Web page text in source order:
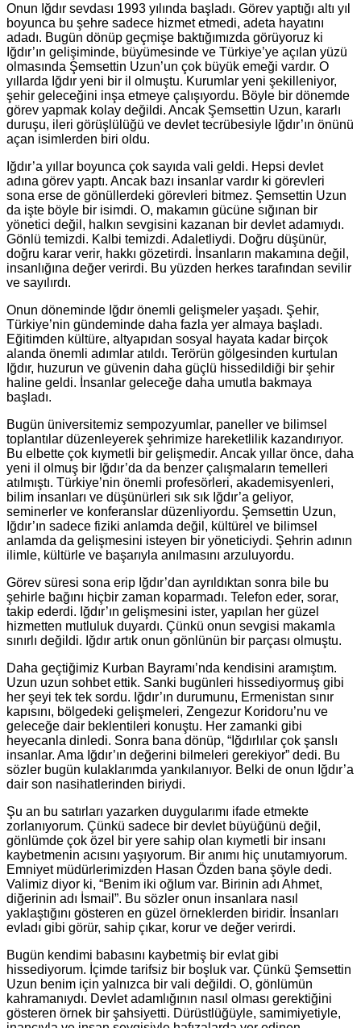
Onun Iğdır sevdası 1993 yılında başladı. Görev yaptığı altı yıl
boyunca bu şehre sadece hizmet etmedi, adeta hayatını
adadı. Bugün dönüp geçmişe baktığımızda görüyoruz ki
Iğdır’ın gelişiminde, büyümesinde ve Türkiye’ye açılan yüzü
olmasında Şemsettin Uzun’un çok büyük emeği vardır. O
yıllarda Iğdır yeni bir il olmuştu. Kurumlar yeni şekilleniyor,
şehir geleceğini inşa etmeye çalışıyordu. Böyle bir dönemde
görev yapmak kolay değildi. Ancak Şemsettin Uzun, kararlı
duruşu, ileri görüşlülüğü ve devlet tecrübesiyle Iğdır’ın önünü
açan isimlerden biri oldu.
Iğdır’a yıllar boyunca çok sayıda vali geldi. Hepsi devlet
adına görev yaptı. Ancak bazı insanlar vardır ki görevleri
sona erse de gönüllerdeki görevleri bitmez. Şemsettin Uzun
da işte böyle bir isimdi. O, makamın gücüne sığınan bir
yönetici değil, halkın sevgisini kazanan bir devlet adamıydı.
Gönlü temizdi. Kalbi temizdi. Adaletliydi. Doğru düşünür,
doğru karar verir, hakkı gözetirdi. İnsanların makamına değil,
insanlığına değer verirdi. Bu yüzden herkes tarafından sevilir
ve sayılırdı.
Onun döneminde Iğdır önemli gelişmeler yaşadı. Şehir,
Türkiye’nin gündeminde daha fazla yer almaya başladı.
Eğitimden kültüre, altyapıdan sosyal hayata kadar birçok
alanda önemli adımlar atıldı. Terörün gölgesinden kurtulan
Iğdır, huzurun ve güvenin daha güçlü hissedildiği bir şehir
haline geldi. İnsanlar geleceğe daha umutla bakmaya
başladı.
Bugün üniversitemiz sempozyumlar, paneller ve bilimsel
toplantılar düzenleyerek şehrimize hareketlilik kazandırıyor.
Bu elbette çok kıymetli bir gelişmedir. Ancak yıllar önce, daha
yeni il olmuş bir Iğdır’da da benzer çalışmaların temelleri
atılmıştı. Türkiye’nin önemli profesörleri, akademisyenleri,
bilim insanları ve düşünürleri sık sık Iğdır’a geliyor,
seminerler ve konferanslar düzenliyordu. Şemsettin Uzun,
Iğdır’ın sadece fiziki anlamda değil, kültürel ve bilimsel
anlamda da gelişmesini isteyen bir yöneticiydi. Şehrin adının
ilimle, kültürle ve başarıyla anılmasını arzuluyordu.
Görev süresi sona erip Iğdır’dan ayrıldıktan sonra bile bu
şehirle bağını hiçbir zaman koparmadı. Telefon eder, sorar,
takip ederdi. Iğdır’ın gelişmesini ister, yapılan her güzel
hizmetten mutluluk duyardı. Çünkü onun sevgisi makamla
sınırlı değildi. Iğdır artık onun gönlünün bir parçası olmuştu.
Daha geçtiğimiz Kurban Bayramı’nda kendisini aramıştım.
Uzun uzun sohbet ettik. Sanki bugünleri hissediyormuş gibi
her şeyi tek tek sordu. Iğdır’ın durumunu, Ermenistan sınır
kapısını, bölgedeki gelişmeleri, Zengezur Koridoru’nu ve
geleceğe dair beklentileri konuştu. Her zamanki gibi
heyecanla dinledi. Sonra bana dönüp, “Iğdırlılar çok şanslı
insanlar. Ama Iğdır’ın değerini bilmeleri gerekiyor” dedi. Bu
sözler bugün kulaklarımda yankılanıyor. Belki de onun Iğdır’a
dair son nasihatlerinden biriydi.
Şu an bu satırları yazarken duygularımı ifade etmekte
zorlanıyorum. Çünkü sadece bir devlet büyüğünü değil,
gönlümde çok özel bir yere sahip olan kıymetli bir insanı
kaybetmenin acısını yaşıyorum. Bir anımı hiç unutamıyorum.
Emniyet müdürlerimizden Hasan Özden bana şöyle dedi.
Valimiz diyor ki, “Benim iki oğlum var. Birinin adı Ahmet,
diğerinin adı İsmail”. Bu sözler onun insanlara nasıl
yaklaştığını gösteren en güzel örneklerden biridir. İnsanları
evladı gibi görür, sahip çıkar, korur ve değer verirdi.
Bugün kendimi babasını kaybetmiş bir evlat gibi
hissediyorum. İçimde tarifsiz bir boşluk var. Çünkü Şemsettin
Uzun benim için yalnızca bir vali değildi. O, gönlümün
kahramanıydı. Devlet adamlığının nasıl olması gerektiğini
gösteren örnek bir şahsiyetti. Dürüstlüğüyle, samimiyetiyle,